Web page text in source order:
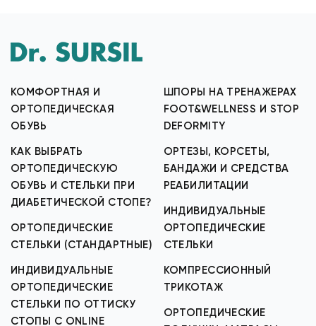
КОМФОРТНАЯ И
ОРТОПЕДИЧЕСКАЯ
ОБУВЬ
КАК ВЫБРАТЬ
ОРТОПЕДИЧЕСКУЮ
ОБУВЬ И СТЕЛЬКИ ПРИ
ДИАБЕТИЧЕСКОЙ СТОПЕ?
ОРТОПЕДИЧЕСКИЕ
СТЕЛЬКИ (СТАНДАРТНЫЕ)
ИНДИВИДУАЛЬНЫЕ
ОРТОПЕДИЧЕСКИЕ
СТЕЛЬКИ ПО ОТТИСКУ
СТОПЫ С ONLINE
ШПОРЫ НА ТРЕНАЖЕРАХ
FOOT&WELLNESS И STOP
DEFORMITY
ОРТЕЗЫ, КОРСЕТЫ,
БАНДАЖИ И СРЕДСТВА
РЕАБИЛИТАЦИИ
ИНДИВИДУАЛЬНЫЕ
ОРТОПЕДИЧЕСКИЕ
СТЕЛЬКИ
КОМПРЕССИОННЫЙ
ТРИКОТАЖ
ОРТОПЕДИЧЕСКИЕ